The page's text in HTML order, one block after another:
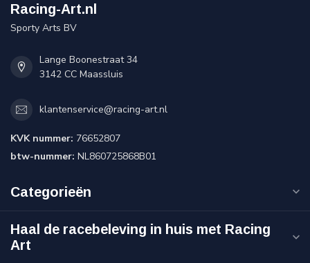
Racing-Art.nl
Sporty Arts BV
Lange Boonestraat 34
3142 CC Maassluis
klantenservice@racing-art.nl
KVK nummer: 76652807
btw-nummer: NL860725868B01
Categorieën
Haal de racebeleving in huis met Racing
Art